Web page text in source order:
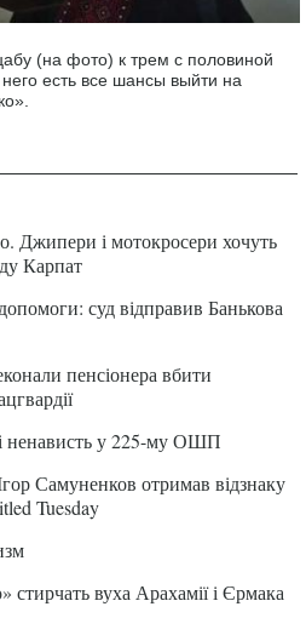
(на фото) к трем с половиной
есть все шансы выйти на
Джипери і мотокросери хочуть
Карпат
суд відправив Банькова
пенсіонера вбити
ненависть у 225-му ОШП
Самуненков отримав відзнаку
Tuesday
вуха Арахамії і Єрмака